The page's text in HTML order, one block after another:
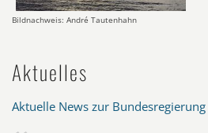
Bildnachweis: André Tautenhahn
Aktuelles
Aktuelle News zur